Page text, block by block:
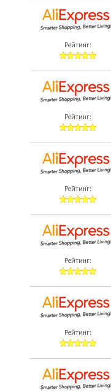
Рейтинг:
Рейтинг:
Рейтинг:
Рейтинг:
Рейтинг: